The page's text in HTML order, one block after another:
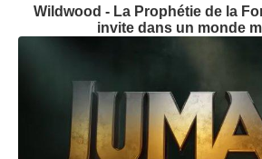
Wildwood - La Prophétie de la
invite dans un monde